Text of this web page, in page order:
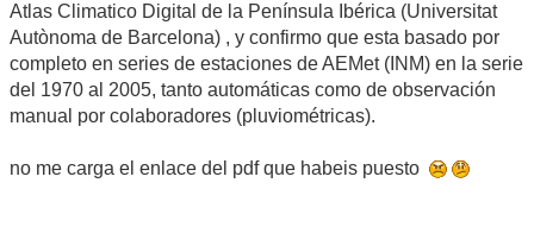
Atlas Climatico Digital de la Península Ibérica (Universitat
Autònoma de Barcelona) , y confirmo que esta basado por
completo en series de estaciones de AEMet (INM) en la serie
del 1970 al 2005, tanto automáticas como de observación
manual por colaboradores (pluviométricas).
no me carga el enlace del pdf que habeis puesto